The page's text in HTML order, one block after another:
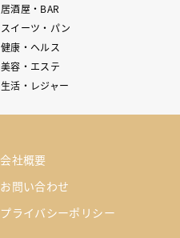
居酒屋・BAR
スイーツ・パン
健康・ヘルス
美容・エステ
生活・レジャー
会社概要
お問い合わせ
プライバシーポリシー